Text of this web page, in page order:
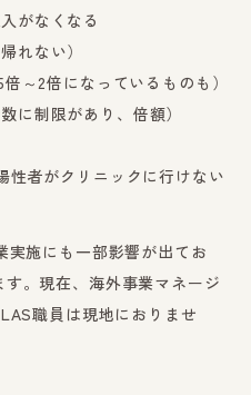
がなくなる
れない）
～2倍になっているものも）
に制限があり、倍額）
性者がクリニックに行けない
実施にも一部影響が出てお
。現在、海外事業マネージ
職員は現地におりませ